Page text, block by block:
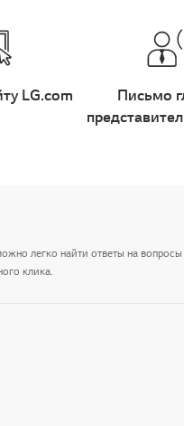
LG.com
Письмо
легко найти ответы на
клика.